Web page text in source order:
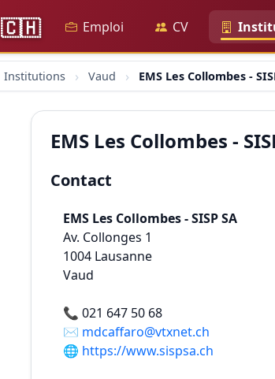
🇨🇭 Emploi CV
Institutions Vaud EMS Les Collombes -
EMS Les Collombes -
Contact
EMS Les Collombes - SISP SA
Av. Collonges 1
1004 Lausanne
Vaud
📞 021 647 50 68
✉️ mdcaffaro@vtxnet.ch
🌐 https://www.sispsa.ch